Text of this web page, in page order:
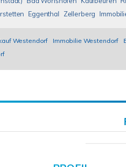
Eggenthal Zellerberg
Westendorf Immobilie Westendorf